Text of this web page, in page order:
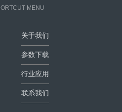
MENU
关于我们
参数下载
行业应用
联系我们